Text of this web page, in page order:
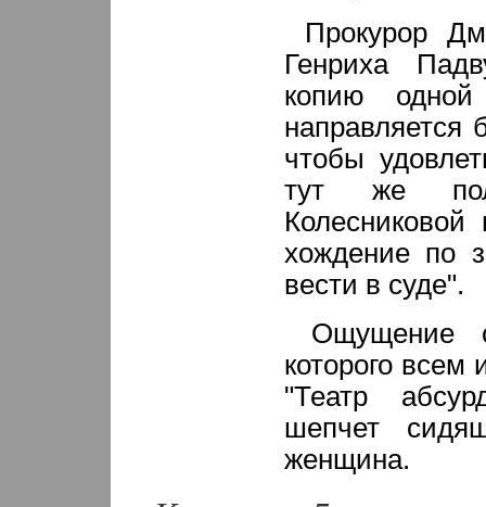
Прокурор
Генриха
копию
направляется
чтобы
тут же
хождение по
вести в суде".
Ощущение
которого всем
"Театр
шепчет
женщина.